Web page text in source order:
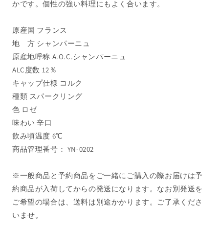
ル
（正
規
品
箱
入
り・
1
本）
の
数
量
を
ら
す
ル
規
箱
り・
1
や
す
かです。個性の強い料理にもよく合います。
原産国 フランス
地 方 シャンパーニュ
原産地呼称 A.O.C.シャンパーニュ
ALC度数 12％
キャップ仕様 コルク
種類 スパークリング
色 ロゼ
味わい 辛口
飲み頃温度 6℃
商品管理番号： YN-0202
※一般商品と予約商品をご一緒にご購入の際お届けは予
約商品が入荷してからの発送になります。なお別発送を
ご希望の場合は、送料は別途かかります。ご了承くださ
いませ。